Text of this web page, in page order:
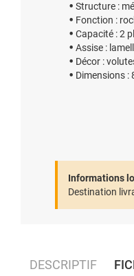
Structure :
Fonction :
Capacité : 2
Assise :
Décor :
Dimensions :
Informations
Destination
DESCRIPTIF